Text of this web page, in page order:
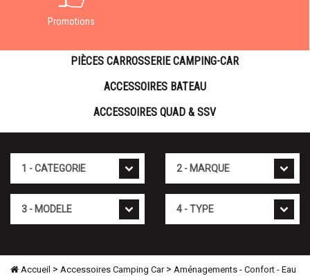
Promotions
PIÈCES CARROSSERIE CAMPING-CAR
ACCESSOIRES BATEAU
ACCESSOIRES QUAD & SSV
Accueil > Accessoires Camping Car> Aménagements - Confort - Eau